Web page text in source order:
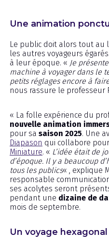
Une animation
Le public doit alors tout au
les autres voyageurs
à leur époque. « Je
machine à voyager dans le
petits réglages encore à
nous rassure le professeur
« La folle expérience du
nouvelle animation
pour sa saison 2025. Une
Diapason qui collabore
Miniature. « L’idée était de
d’époque. Il y a beaucoup
tous les publics« , explique
responsable
ses acolytes seront
pendant une dizaine de
mois de septembre.
Un voyage hexagonal